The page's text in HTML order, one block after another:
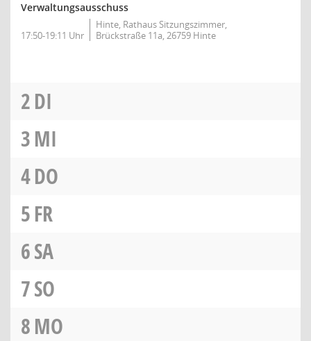
Verwaltungsausschuss
17:50-19:11 Uhr
Hinte, Rathaus Sitzungszimmer,
Brückstraße 11a, 26759 Hinte
2DI
3MI
4DO
5FR
6SA
7SO
8MO